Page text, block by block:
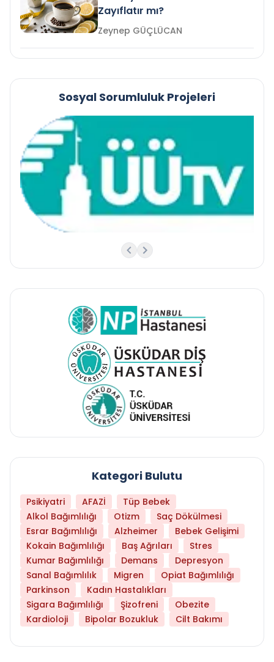
Zayıflatır mı?
Zeynep GÜÇLÜCAN
Sosyal Sorumluluk Projeleri
Kategori Bulutu
Psikiyatri AFAZİ
Tüp Bebek
Alkol Bağımlılığı
Otizm
Saç Dökülmesi
Esrar Bağımlılığı
Alzheimer
Bebek Gelişimi
Kokain Bağımlılığı
Baş Ağrıları
Stres
Kumar Bağımlılığı
Demans
Depresyon
Sanal Bağımlılık
Migren
Opiat Bağımlılığı
Parkinson
Kadın Hastalıkları
Sigara Bağımlılığı
Şizofreni
Obezite
Kardioloji
Bipolar Bozukluk Cilt Bakımı